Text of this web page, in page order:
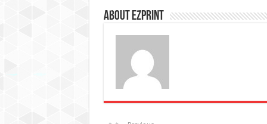
About Ezprint